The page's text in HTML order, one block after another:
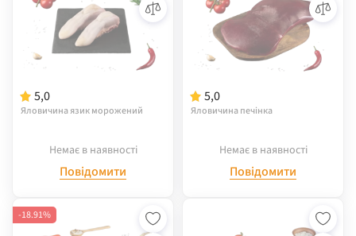
5,0
Яловичина язик морожений
Немає в наявності
Повідомити
5,0
Яловичина печінка
Немає в наявності
Повідомити
-18.91%